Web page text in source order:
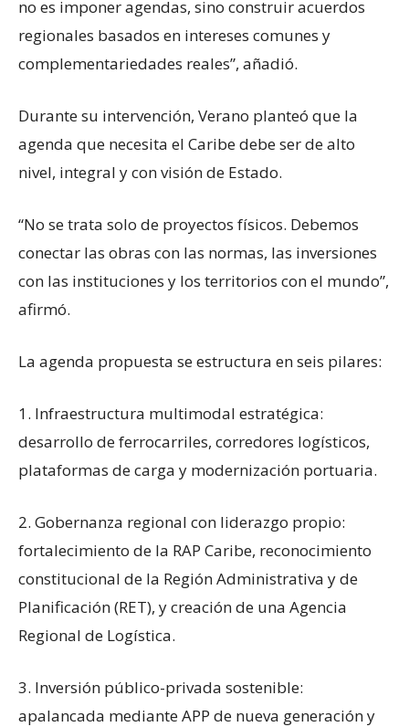
no es imponer agendas, sino construir acuerdos
regionales basados en intereses comunes y
complementariedades reales”, añadió.
Durante su intervención, Verano planteó que la
agenda que necesita el Caribe debe ser de alto
nivel, integral y con visión de Estado.
“No se trata solo de proyectos físicos. Debemos
conectar las obras con las normas, las inversiones
con las instituciones y los territorios con el mundo”,
afirmó.
La agenda propuesta se estructura en seis pilares:
1. Infraestructura multimodal estratégica:
desarrollo de ferrocarriles, corredores logísticos,
plataformas de carga y modernización portuaria.
2. Gobernanza regional con liderazgo propio:
fortalecimiento de la RAP Caribe, reconocimiento
constitucional de la Región Administrativa y de
Planificación (RET), y creación de una Agencia
Regional de Logística.
3. Inversión público-privada sostenible:
apalancada mediante APP de nueva generación y